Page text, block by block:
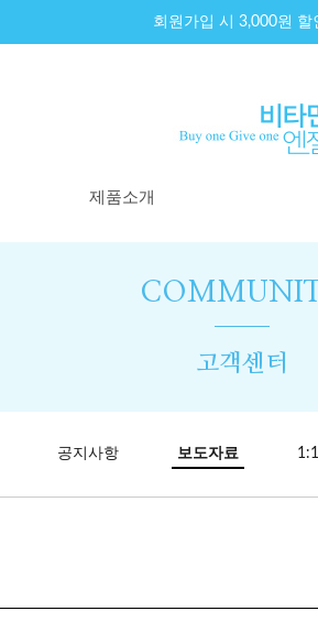
회원가입 시 3,000원 할
제품소개
원료이야기
고객센터
공지사항 보도자료